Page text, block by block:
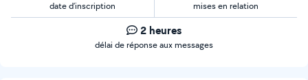
date d’inscription mises en relation
2 heures
délai de réponse aux messages